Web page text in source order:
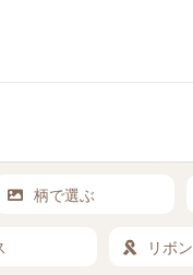
柄で選ぶ
リボン